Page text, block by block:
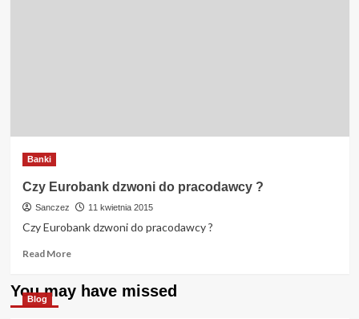
Banki
Czy Eurobank dzwoni do pracodawcy ?
Sanczez 11 kwietnia 2015
Czy Eurobank dzwoni do pracodawcy ?
Read MoreRead
about
Czy
You may have missed
Blog